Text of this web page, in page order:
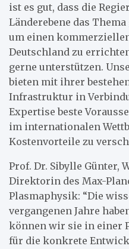
ist es gut, dass die
Länderebene das
um einen
Deutschland zu
gerne unterstützen.
bieten mit ihrer
Infrastruktur in
Expertise beste
im internationalen
Kostenvorteile zu
Prof. Dr. Sibylle Günter,
Direktorin des Max-
Plasmaphysik: “Die
vergangenen Jahre
können wir sie in einer
für die konkrete